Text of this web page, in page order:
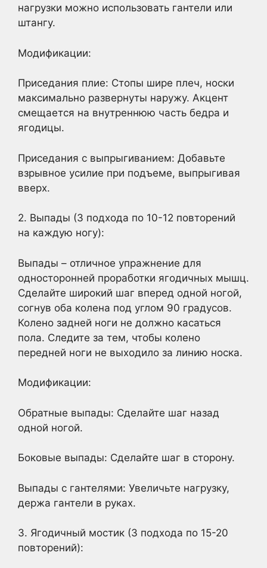
нагрузки можно использовать гантели или
штангу.
Модификации:
Приседания плие: Стопы шире плеч, носки
максимально развернуты наружу. Акцент
смещается на внутреннюю часть бедра и
ягодицы.
Приседания с выпрыгиванием: Добавьте
взрывное усилие при подъеме, выпрыгивая
вверх.
2. Выпады (3 подхода по 10-12 повторений
на каждую ногу):
Выпады – отличное упражнение для
односторонней проработки ягодичных мышц.
Сделайте широкий шаг вперед одной ногой,
согнув оба колена под углом 90 градусов.
Колено задней ноги не должно касаться
пола. Следите за тем, чтобы колено
передней ноги не выходило за линию носка.
Модификации:
Обратные выпады: Сделайте шаг назад
одной ногой.
Боковые выпады: Сделайте шаг в сторону.
Выпады с гантелями: Увеличьте нагрузку,
держа гантели в руках.
3. Ягодичный мостик (3 подхода по 15-20
повторений):